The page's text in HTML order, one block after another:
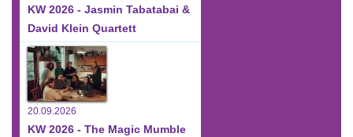
KW 2026 - Jasmin Tabatabai &
David Klein Quartett
20.09.2026
KW 2026 - The Magic Mumble